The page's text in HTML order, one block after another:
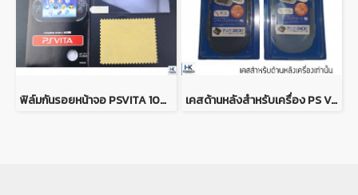
ฟิล์มกันรอยหน้าจอ PSVITA 1000 (สำหรับติดหน้าจอ เท่านั้น) เคสด้านหลังสำหรับเครื่อง PS Vita 2000 งาน Tpu นิ่ม CASE For PSVITA 2000